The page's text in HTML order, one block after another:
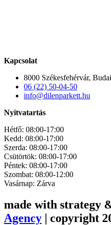
Kapcsolat
8000 Székesfehérvár,
06 (22) 50-04-50
info@dilenparkett.hu
Nyitvatartás
Hétfő: 08:00-17:00
Kedd: 08:00-17:00
Szerda: 08:00-17:00
Csütörtök: 08:00-17:00
Péntek: 08:00-17:00
Szombat: 08:00-12:00
Vasárnap: Zárva
made with strategy
Agency | copyright